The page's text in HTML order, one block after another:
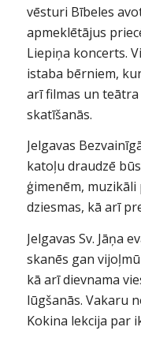
vēsturi Bībeles
apmeklētājus
Liepiņa koncerts.
istaba bērniem,
arī filmas un
skatīšanās.
Jelgavas
katoļu draudzē
ģimenēm,
dziesmas, kā arī
Jelgavas Sv. Jāņa
skanēs gan
kā arī dievnama
lūgšanās. Vakaru
Kokina lekcija par